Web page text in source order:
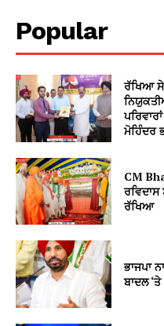
Popular
ਰੱਖਿਆ
ਮੋਹਿੰਦਰ
CM
ਰੱਖਿਆ
ਭਾਜਪਾ
ਬਾਦਲ